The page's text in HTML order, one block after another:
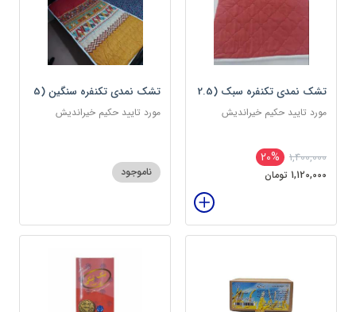
تشک نمدی تکنفره سبک (2.5
کیلویی) دوین (پس کرایه)
مورد تایید حکیم خیراندیش
1,400,000
20%
1,120,000 تومان
تشک نمدی تکنفره سنگین (5
کیلویی) دوین (پس کرایه)
مورد تایید حکیم خیراندیش
ناموجود